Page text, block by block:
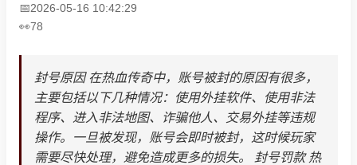
2026-05-16 10:42:29
78
封号原因 在热血传奇中，账号被封的原因有很多，
主要包括以下几种情况：使用外挂软件、使用非法
程序、进入非法地图、诈骗他人、交易外挂等违规
操作。一旦被发现，账号会即时被封，这时候玩家
需要尽快处理，避免造成更多的损失。 封号罚款 热